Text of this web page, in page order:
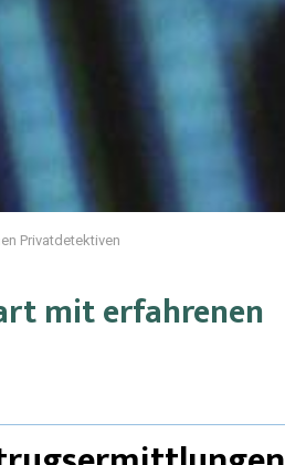
Privatdetektiven
mit erfahrenen